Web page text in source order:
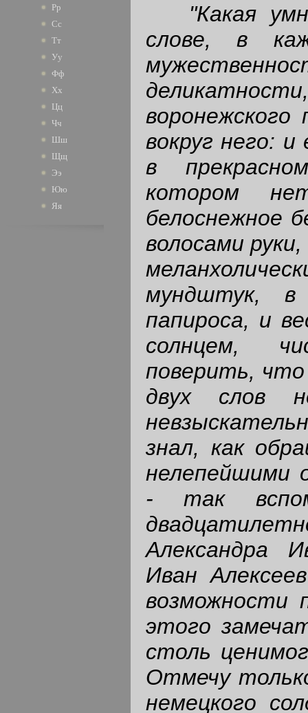
Рр
Сс
Тт
Уу
Фф
Хх
Цц
Чч
Шш
Щщ
Ээ
Юю
Яя
"Какая
слове, в
вокруг него:
в
котором
белоснежное
волосами
мундштук, в
папироса, и
солнцем,
поверить,
двух слов
знал, как
нелепейшими
- так
Александра
Иван
возможности
этого
столь
Отмечу
немецкого